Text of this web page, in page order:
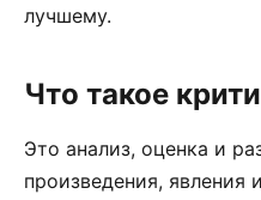
лучшему.
Что такое
Это анализ, оценка и
произведения, явления